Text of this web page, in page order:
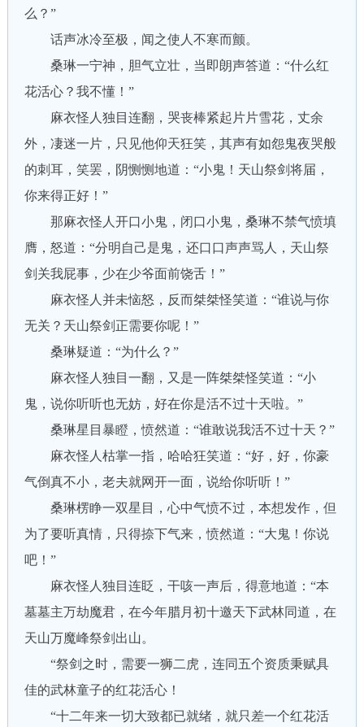
么？”
话声冰冷至极，闻之使人不寒而颤。
桑琳一宁神，胆气立壮，当即朗声答道：“什么红
花活心？我不懂！”
麻衣怪人独目连翻，哭丧棒紧起片片雪花，丈余
外，凄迷一片，只见他仰天狂笑，其声有如怨鬼夜哭般
的刺耳，笑罢，阴恻恻地道：“小鬼！天山祭剑将届，
你来得正好！”
那麻衣怪人开口小鬼，闭口小鬼，桑琳不禁气愤填
膺，怒道：“分明自己是鬼，还口口声声骂人，天山祭
剑关我屁事，少在少爷面前饶舌！”
麻衣怪人并未恼怒，反而桀桀怪笑道：“谁说与你
无关？天山祭剑正需要你呢！”
桑琳疑道：“为什么？”
麻衣怪人独目一翻，又是一阵桀桀怪笑道：“小
鬼，说你听听也无妨，好在你是活不过十天啦。”
桑琳星目暴瞪，愤然道：“谁敢说我活不过十天？”
麻衣怪人枯掌一指，哈哈狂笑道：“好，好，你豪
气倒真不小，老夫就网开一面，说给你听听！”
桑琳楞睁一双星目，心中气愤不过，本想发作，但
为了要听真情，只得捺下气来，愤然道：“大鬼！你说
吧！”
麻衣怪人独目连眨，干咳一声后，得意地道：“本
墓墓主万劫魔君，在今年腊月初十邀天下武林同道，在
天山万魔峰祭剑出山。
“祭剑之时，需要一狮二虎，连同五个资质秉赋具
佳的武林童子的红花活心！
“十二年来一切大致都已就绪，就只差一个红花活